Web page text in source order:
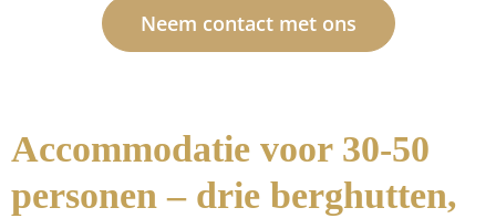
Neem contact met ons
Accommodatie voor 30-50
personen – drie berghutten,